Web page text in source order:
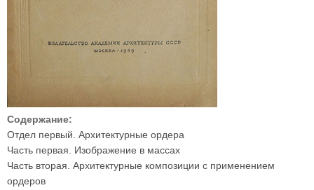
Содержание:
Отдел первый. Архитектурные ордера
Часть первая. Изображение в массах
Часть вторая. Архитектурные композиции с применением
ордеров